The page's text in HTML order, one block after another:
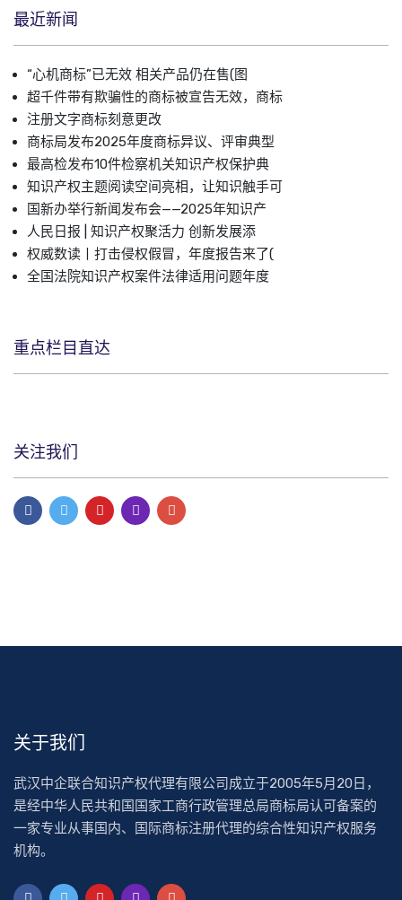
最近新闻
“心机商标”已无效 相关产品仍在售(图
超千件带有欺骗性的商标被宣告无效，商标
注册文字商标刻意更改
商标局发布2025年度商标异议、评审典型
最高检发布10件检察机关知识产权保护典
知识产权主题阅读空间亮相，让知识触手可
国新办举行新闻发布会——2025年知识产
人民日报 | 知识产权聚活力 创新发展添
权威数读丨打击侵权假冒，年度报告来了(
全国法院知识产权案件法律适用问题年度
重点栏目直达
关注我们
关于我们
武汉中企联合知识产权代理有限公司成立于2005年5月20日，
是经中华人民共和国国家工商行政管理总局商标局认可备案的
一家专业从事国内、国际商标注册代理的综合性知识产权服务
机构。